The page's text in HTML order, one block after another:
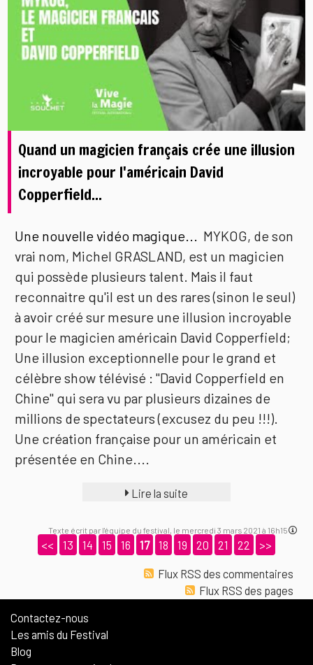
Quand un magicien français crée une illusion
incroyable pour l'américain David
Copperfield...
Une nouvelle vidéo magique... MYKOG, de son
vrai nom, Michel GRASLAND, est un magicien
qui possède plusieurs talent. Mais il faut
reconnaitre qu'il est un des rares (sinon le seul)
à avoir créé sur mesure une illusion incroyable
pour le magicien américain David Copperfield;
Une illusion exceptionnelle pour le grand et
célèbre show télévisé : "David Copperfield en
Chine" qui sera vu par plusieurs dizaines de
millions de spectateurs (excusez du peu !!!).
Une création française pour un américain et
présentée en Chine....
Lire la suite
Texte écrit par l'équipe du festival, le mercredi 3 mars 2021 à 16h15
<< 13 14 15 16 17 18 19 20 21 22 >>
Flux RSS des commentaires
Flux RSS des pages
Contactez-nous
Les amis du Festival
Blog